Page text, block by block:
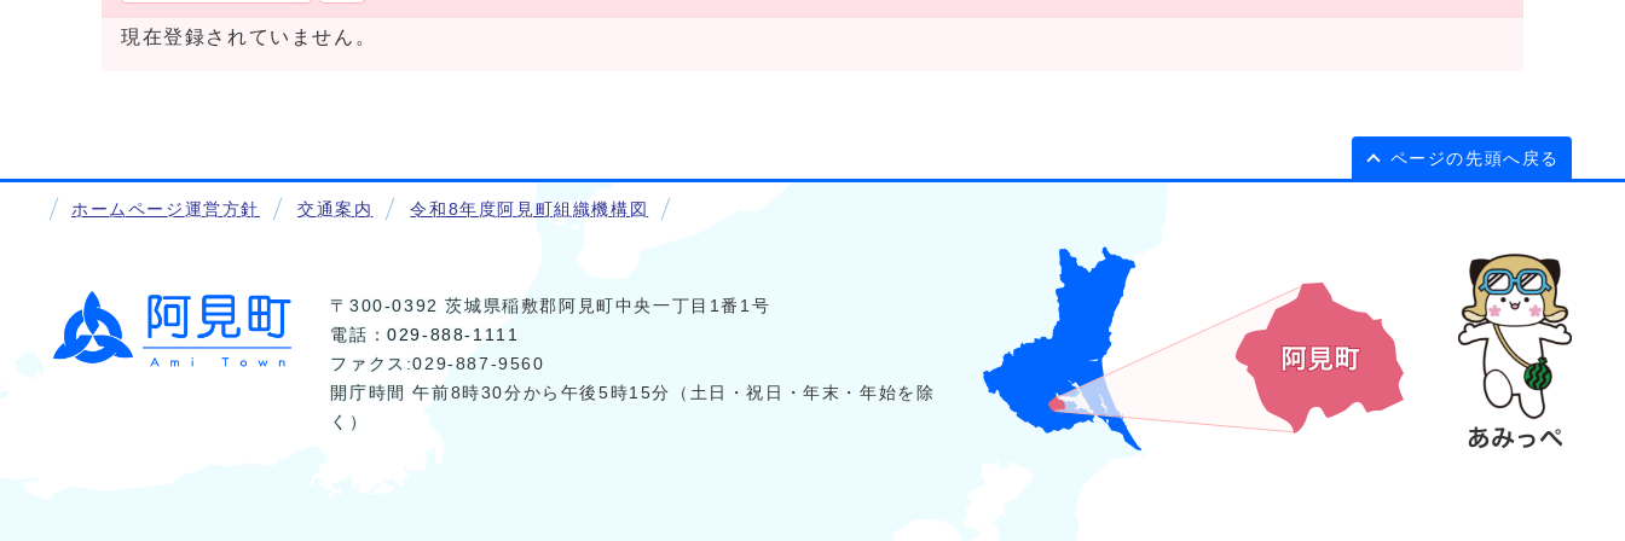
現在登録されていません。
ページの先頭へ戻る
ホームページ運営方針 交通案内 令和8年度阿見町組織機構図
〒300-0392 茨城県稲敷郡阿見町中央一丁目1番1号
電話：029-888-1111
ファクス:029-887-9560
開庁時間 午前8時30分から午後5時15分（土日・祝日・年末・年始を除
く）